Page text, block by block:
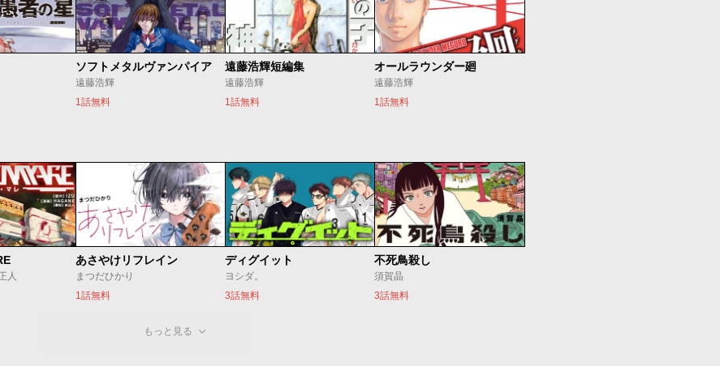
ソフトメタルヴァンパイア
遠藤浩輝
1話無料
遠藤浩輝短編集
遠藤浩輝
1話無料
オールラウンダー廻
遠藤浩輝
1話無料
人
あさやけリフレイン
まつだひかり
1話無料
ディグイット
ヨシダ。
3話無料
不死鳥殺し
須賀晶
3話無料
もっと見る